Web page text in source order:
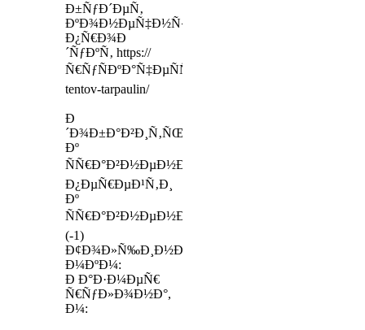
Ð±ÑƒÐ´ÐµÑ‚
ÐºÐ¾Ð½ÐµÑ‡Ð½Ñ‹Ð¹
Ð¿Ñ€Ð¾Ð
´ÑƒÐºÑ‚ https://
Ñ€ÑƒÑÐºÐ°Ñ‡ÐµÑÑ‚Ð²Ð¾.com/prodazha-
tentov-tarpaulin/
Ð
´Ð¾Ð±Ð°Ð²Ð¸Ñ‚ÑŒ
Ðº
ÑÑ€Ð°Ð²Ð½ÐµÐ½Ð¸ÑŽ
Ð¿ÐµÑ€ÐµÐ¹Ñ‚Ð¸
Ðº
ÑÑ€Ð°Ð²Ð½ÐµÐ½Ð¸ÑŽ
(-1)
Ð¢Ð¾Ð»Ñ‰Ð¸Ð½Ð°,
Ð¼ÐºÐ¼:
Ð Ð°Ð·Ð¼ÐµÑ€
Ñ€ÑƒÐ»Ð¾Ð½Ð°,
Ð¼: